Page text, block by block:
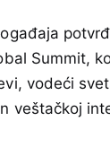
Summit,
vodeći
veštačkoj